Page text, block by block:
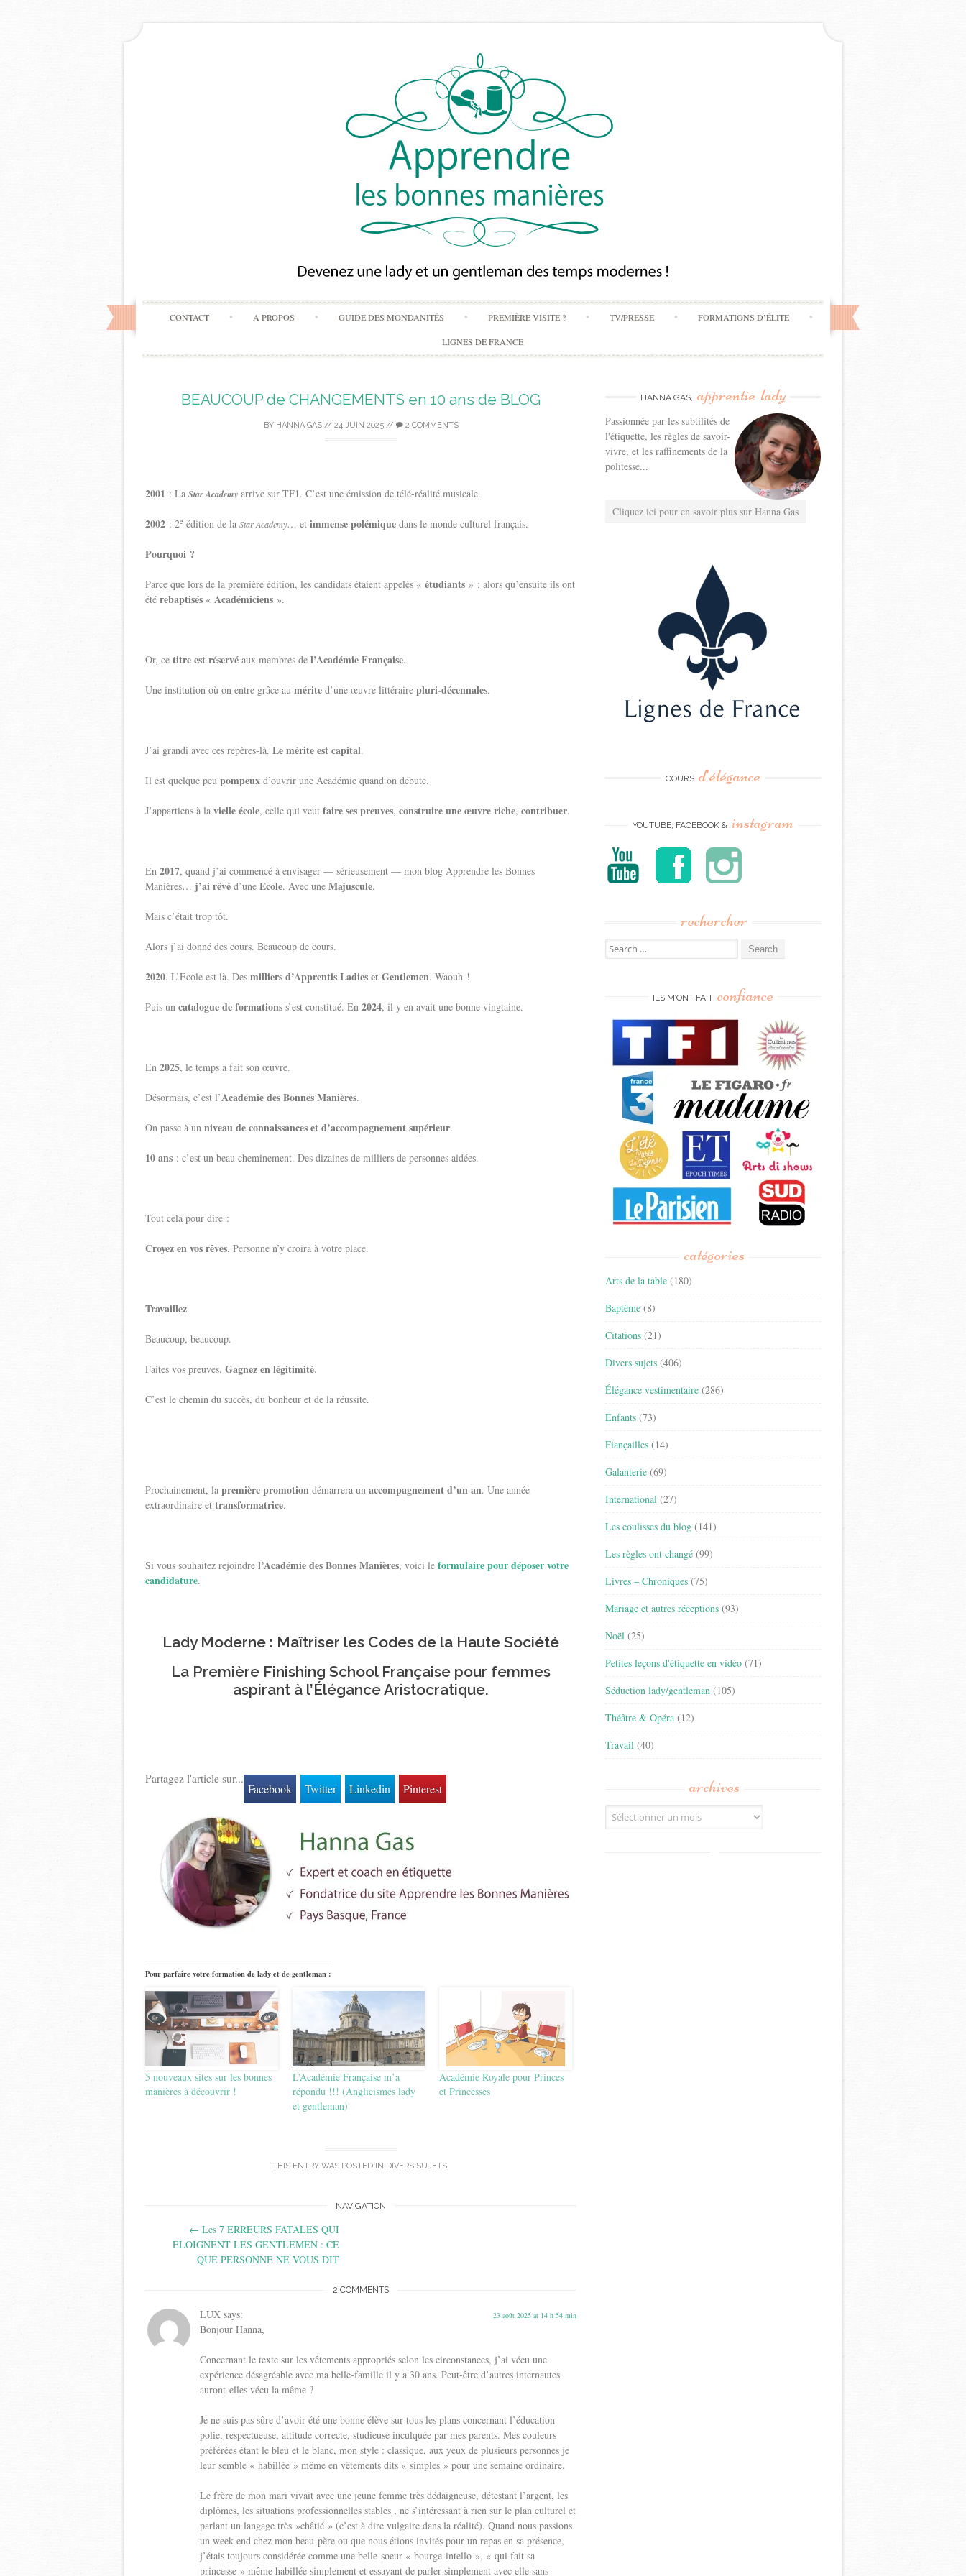
Skip
to
content
CONTACT A PROPOS GUIDE DES MONDANITÉS PREMIÈRE VISITE ? TV/PRESSE FORMATIONS D’ÉLITE
LIGNES DE FRANCE
BEAUCOUP de CHANGEMENTS en 10 ans de BLOG
BY HANNA GAS// 24 JUIN 2025// 2 COMMENTS
2001 : La Star Academy arrive sur TF1. C’est une émission de télé-réalité musicale.
2002 : 2e édition de la Star Academy… et immense polémique dans le monde culturel français.
Pourquoi ?
Parce que lors de la première édition, les candidats étaient appelés « étudiants » ; alors qu’ensuite ils ont
été rebaptisés « Académiciens ».
Or, ce titre est réservé aux membres de l’Académie Française.
Une institution où on entre grâce au mérite d’une œuvre littéraire pluri-décennales.
J’ai grandi avec ces repères-là. Le mérite est capital.
Il est quelque peu pompeux d’ouvrir une Académie quand on débute.
J’appartiens à la vielle école, celle qui veut faire ses preuves, construire une œuvre riche, contribuer.
En 2017, quand j’ai commencé à envisager — sérieusement — mon blog Apprendre les Bonnes
Manières… j’ai rêvé d’une Ecole. Avec une Majuscule.
Mais c’était trop tôt.
Alors j’ai donné des cours. Beaucoup de cours.
2020. L’Ecole est là. Des milliers d’Apprentis Ladies et Gentlemen. Waouh !
Puis un catalogue de formations s’est constitué. En 2024, il y en avait une bonne vingtaine.
En 2025, le temps a fait son œuvre.
Désormais, c’est l’Académie des Bonnes Manières.
On passe à un niveau de connaissances et d’accompagnement supérieur.
10 ans : c’est un beau cheminement. Des dizaines de milliers de personnes aidées.
Tout cela pour dire :
Croyez en vos rêves. Personne n’y croira à votre place.
Travaillez.
Beaucoup, beaucoup.
Faites vos preuves. Gagnez en légitimité.
C’est le chemin du succès, du bonheur et de la réussite.
Prochainement, la première promotion démarrera un accompagnement d’un an. Une année
extraordinaire et transformatrice.
Si vous souhaitez rejoindre l’Académie des Bonnes Manières, voici le formulaire pour déposer votre
candidature.
Lady Moderne : Maîtriser les Codes de la Haute Société
La Première Finishing School Française pour femmes
aspirant à l’Élégance Aristocratique.
Partagez l'article sur...
Facebook Twitter Linkedin Pinterest
Pour parfaire votre formation de lady et de gentleman :
5 nouveaux sites sur les bonnes
manières à découvrir !
L’Académie Française m’a
répondu !!! (Anglicismes lady
et gentleman)
Académie Royale pour Princes
et Princesses
THIS ENTRY WAS POSTED IN DIVERS SUJETS.
navigation
NAVIGATION
← Les 7 ERREURS FATALES QUI
ELOIGNENT LES GENTLEMEN : CE
QUE PERSONNE NE VOUS DIT
2 COMMENTS
LUX says: 23 août 2025 at 14 h 54 min
Bonjour Hanna,
Concernant le texte sur les vêtements appropriés selon les circonstances, j’ai vécu une
expérience désagréable avec ma belle-famille il y a 30 ans. Peut-être d’autres internautes
auront-elles vécu la même ?
Je ne suis pas sûre d’avoir été une bonne élève sur tous les plans concernant l’éducation
polie, respectueuse, attitude correcte, studieuse inculquée par mes parents. Mes couleurs
préférées étant le bleu et le blanc, mon style : classique, aux yeux de plusieurs personnes je
leur semble « habillée » même en vêtements dits « simples » pour une semaine ordinaire.
Le frère de mon mari vivait avec une jeune femme très dédaigneuse, détestant l’argent, les
diplômes, les situations professionnelles stables , ne s’intéressant à rien sur le plan culturel et
parlant un langage très »châtié » (c’est à dire vulgaire dans la réalité). Quand nous passions
un week-end chez mon beau-père ou que nous étions invités pour un repas en sa présence,
j’étais toujours considérée comme une belle-soeur « bourge-intello », « qui fait sa
princesse » même habillée simplement et essayant de parler simplement avec elle sans
HANNA GAS, apprentie-lady
Passionnée par les subtilités de
l'étiquette, les règles de savoir-
vivre, et les raffinements de la
politesse...
Cliquez ici pour en savoir plus sur Hanna Gas
COURS d’élégance
YOUTUBE, FACEBOOK & instagram
rechercher
Search
for:
ILS M’ONT FAIT confiance
catégories
Arts de la table (180)
Baptême (8)
Citations (21)
Divers sujets (406)
Élégance vestimentaire (286)
Enfants (73)
Fiançailles (14)
Galanterie (69)
International (27)
Les coulisses du blog (141)
Les règles ont changé (99)
Livres – Chroniques (75)
Mariage et autres réceptions (93)
Noël (25)
Petites leçons d'étiquette en vidéo (71)
Séduction lady/gentleman (105)
Théâtre & Opéra (12)
Travail (40)
archives
Archives